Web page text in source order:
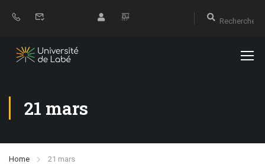
21 mars
Home 21 mars